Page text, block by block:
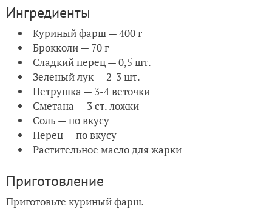
Ингредиенты
Куриный фарш — 400 г
Брокколи — 70 г
Сладкий перец — 0,5 шт.
Зеленый лук — 2-3 шт.
Петрушка — 3-4 веточки
Сметана — 3 ст. ложки
Соль — по вкусу
Перец — по вкусу
Растительное масло для жарки
Приготовление
Приготовьте куриный фарш.